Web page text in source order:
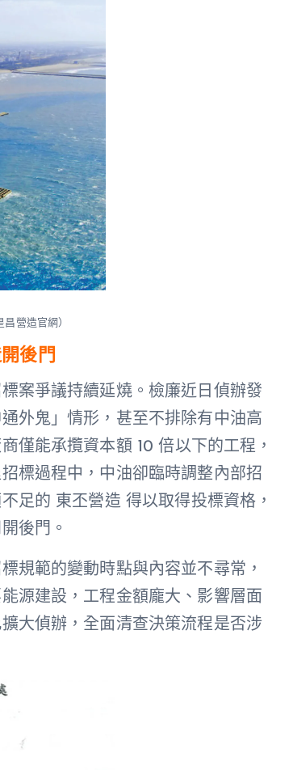
營造官網）
後門
案爭議持續延燒。檢廉近日偵辦發
外鬼」情形，甚至不排除有中油高
僅能承攬資本額 10 倍以下的工程，
標過程中，中油卻臨時調整內部招
足的 東丕營造 得以取得投標資格，
後門。
規範的變動時點與內容並不尋常，
源建設，工程金額龐大、影響層面
大偵辦，全面清查決策流程是否涉